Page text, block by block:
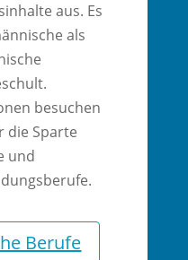
aus. Es
als
besuchen
die Sparte
und
Berufe